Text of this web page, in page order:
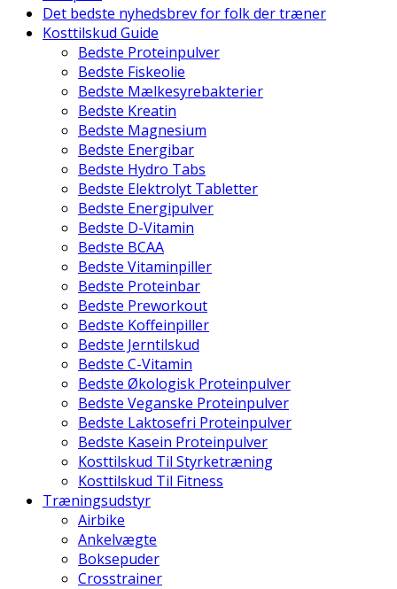
Det bedste nyhedsbrev for folk der træner
Kosttilskud Guide
Bedste Proteinpulver
Bedste Fiskeolie
Bedste Mælkesyrebakterier
Bedste Kreatin
Bedste Magnesium
Bedste Energibar
Bedste Hydro Tabs
Bedste Elektrolyt Tabletter
Bedste Energipulver
Bedste D-Vitamin
Bedste BCAA
Bedste Vitaminpiller
Bedste Proteinbar
Bedste Preworkout
Bedste Koffeinpiller
Bedste Jerntilskud
Bedste C-Vitamin
Bedste Økologisk Proteinpulver
Bedste Veganske Proteinpulver
Bedste Laktosefri Proteinpulver
Bedste Kasein Proteinpulver
Kosttilskud Til Styrketræning
Kosttilskud Til Fitness
Træningsudstyr
Airbike
Ankelvægte
Boksepuder
Crosstrainer